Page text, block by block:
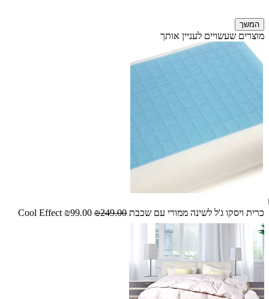
המשך
מוצרים שעשויים לעניין אותך
כרית ויסקו ג'ל לשינה ממורי עם שכבת Cool Effect ₪99.00 ₪249.00